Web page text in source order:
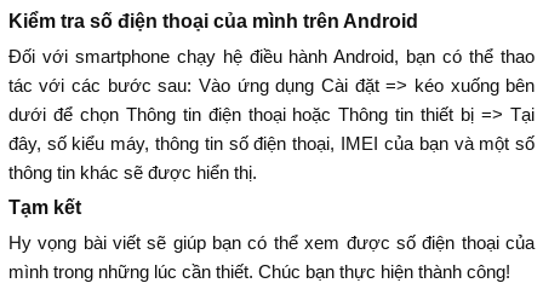
Kiểm tra số điện thoại của mình trên Android
Đối với smartphone chạy hệ điều hành Android, bạn có thể thao
tác với các bước sau: Vào ứng dụng Cài đặt => kéo xuống bên
dưới để chọn Thông tin điện thoại hoặc Thông tin thiết bị => Tại
đây, số kiểu máy, thông tin số điện thoại, IMEI của bạn và một số
thông tin khác sẽ được hiển thị.
Tạm kết
Hy vọng bài viết sẽ giúp bạn có thể xem được số điện thoại của
mình trong những lúc cần thiết. Chúc bạn thực hiện thành công!